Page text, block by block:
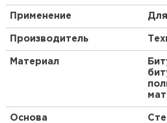
наплавляемой стороны
для устройства верхнего
с защитой от солнца;
Биполь П— с полимерной
и нижней стороны полотна;
устройства нижних слоев
Применение:
Применение
Производитель
Материал
Основа